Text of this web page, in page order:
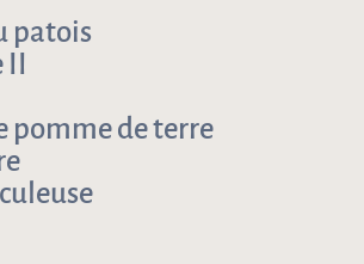
patois
II
pomme de terre